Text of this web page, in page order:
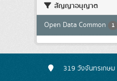
สัญญาอนุญาต
Open Data Common 1
319 วังจันทรเกษ